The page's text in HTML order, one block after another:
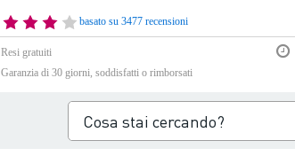
basato su 3477 recensioni
Resi gratuiti
Garanzia di 30 giorni, soddisfatti o rimborsati